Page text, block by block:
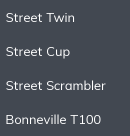
Street Twin
Street Cup
Street Scrambler
Bonneville T100